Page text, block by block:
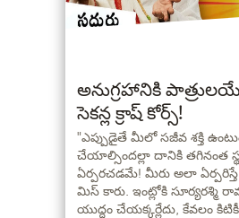
అనుగ్రహానికి
సెకన్ల క్రాష్ కోర్స్!
"ఎప్పుడైతే మీలో సజీవ శక్తి
చేయాల్సిందల్లా దానికి తగినంత
ఏర్పరచడమే! మీరు అలా
మిస్ కారు. ఇంట్లోకి సూర్యరశ్మి
యుద్ధం చేయక్కర్లేదు, కేవలం